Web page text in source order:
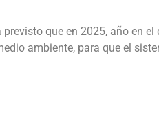
que en 2025, año en
ambiente, para que el